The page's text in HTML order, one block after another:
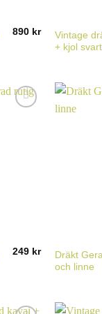
890 kr
Vintage
+ kjol
249 kr
Dräkt
och linne